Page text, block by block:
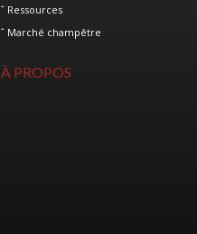
Ressources
Marché champêtre
À PROPOS